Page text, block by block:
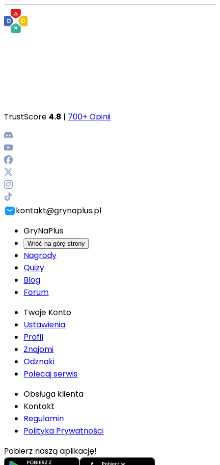
TrustScore 4.8 | 700+ Opinii
kontakt@grynaplus.pl
GryNaPlus
Wróć na górę strony
Nagrody
Quizy
Blog
Forum
Twoje Konto
Ustawienia
Profil
Znajomi
Odznaki
Polecaj serwis
Obsługa klienta
Kontakt
Regulamin
Polityka Prywatności
Pobierz naszą aplikację!